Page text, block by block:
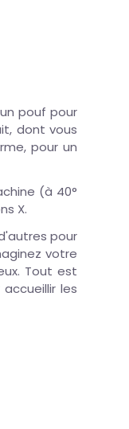
pouf pour
dont vous
pour un
(à 40°
X.
pour
votre
Tout est
les